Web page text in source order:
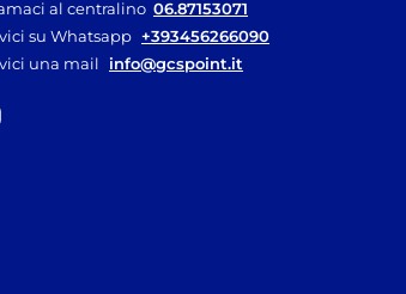
al centralino 06.87153071
su Whatsapp +393456266090
una mail
info@gcspoint.it